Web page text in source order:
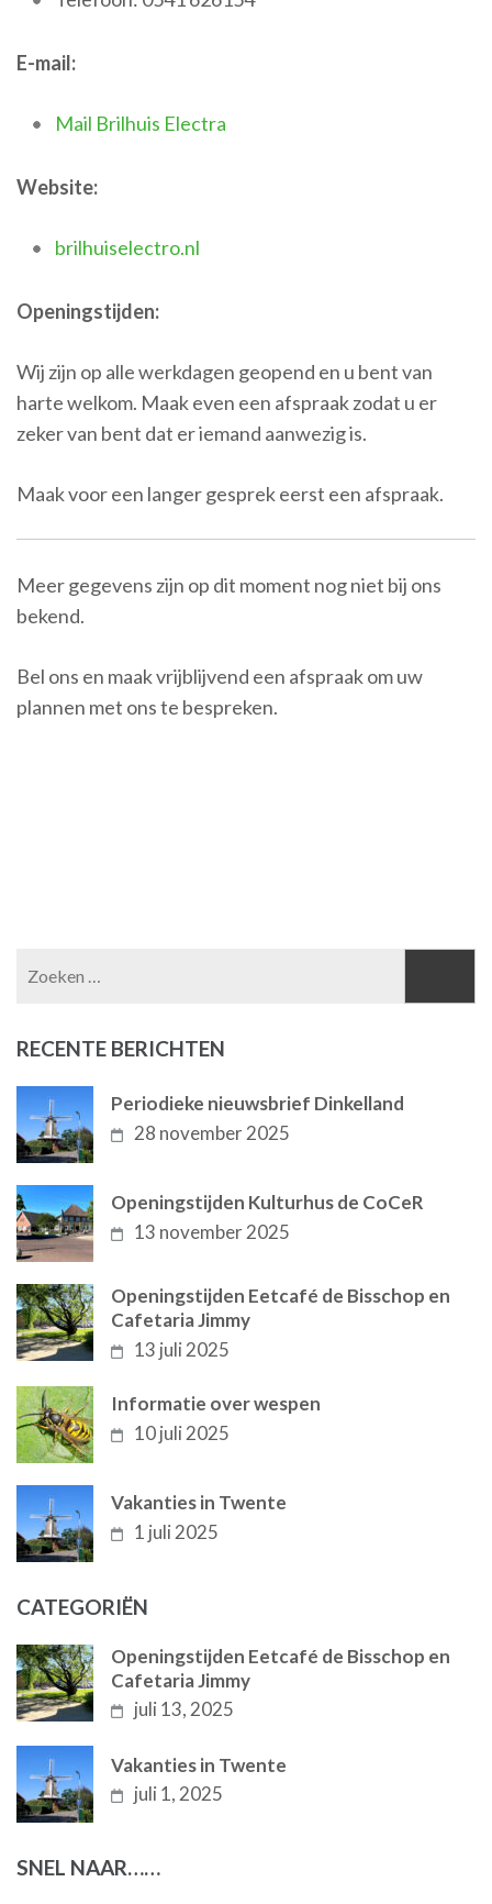
E-mail:
Mail Brilhuis Electra
Website:
brilhuiselectro.nl
Openingstijden:
Wij zijn op alle werkdagen geopend en u bent van
harte welkom. Maak even een afspraak zodat u er
zeker van bent dat er iemand aanwezig is.
Maak voor een langer gesprek eerst een afspraak.
Meer gegevens zijn op dit moment nog niet bij ons
bekend.
Bel ons en maak vrijblijvend een afspraak om uw
plannen met ons te bespreken.
RECENTE BERICHTEN
Periodieke nieuwsbrief Dinkelland
28 november 2025
Openingstijden Kulturhus de CoCeR
13 november 2025
Openingstijden Eetcafé de Bisschop en
Cafetaria Jimmy
13 juli 2025
Informatie over wespen
10 juli 2025
Vakanties in Twente
1 juli 2025
CATEGORIËN
Openingstijden Eetcafé de Bisschop en
Cafetaria Jimmy
juli 13, 2025
Vakanties in Twente
juli 1, 2025
SNEL NAAR……